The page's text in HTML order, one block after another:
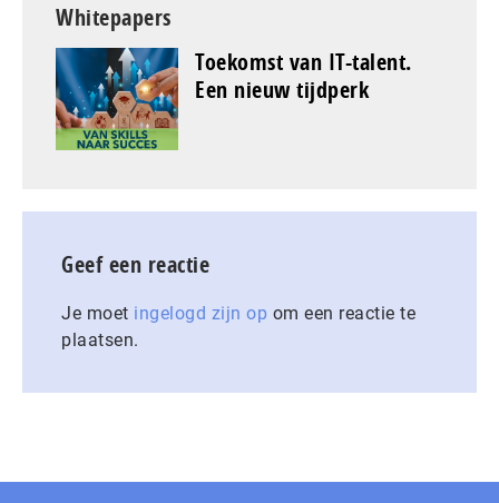
Whitepapers
Toekomst van IT-talent.
Een nieuw tijdperk
Geef een reactie
Je moet ingelogd zijn op om een reactie te
plaatsen.